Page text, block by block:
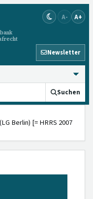
A- A+
Newsletter
Suchen
Berlin) [= HRRS 2007